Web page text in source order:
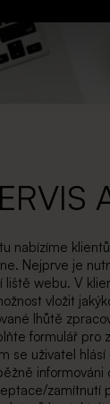
nabízíme
Nejprve je
liště webu. V
vložit
lhůtě
formulář pro
se uživatel
zamítnutí